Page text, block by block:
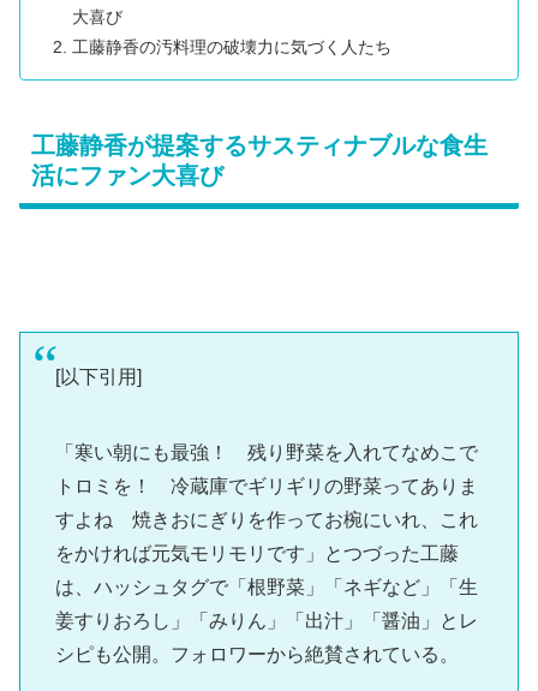
大喜び
工藤静香の汚料理の破壊力に気づく人たち
工藤静香が提案するサスティナブルな食生
活にファン大喜び
[以下引用]
「寒い朝にも最強！ 残り野菜を入れてなめこで
トロミを！ 冷蔵庫でギリギリの野菜ってありま
すよね 焼きおにぎりを作ってお椀にいれ、これ
をかければ元気モリモリです」とつづった工藤
は、ハッシュタグで「根野菜」「ネギなど」「生
姜すりおろし」「みりん」「出汁」「醤油」とレ
シピも公開。フォロワーから絶賛されている。